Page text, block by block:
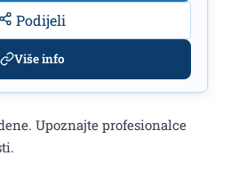
Upoznajte profesionalce
Podijeli
Više info